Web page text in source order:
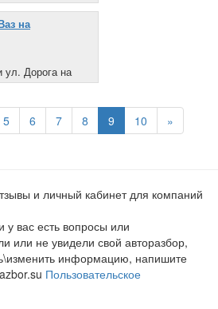
на
ул. Дорога на
5 6 7 8 9 10 »
и личный кабинет для компаний
вас есть вопросы или
или не увидели свой авторазбор,
информацию, напишите
Пользовательское